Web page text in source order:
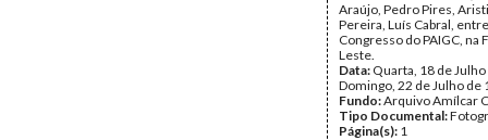
Araújo, Pedro Pires,
Pereira, Luís Cabral,
Congresso do PAIGC, na
Leste.
Data: Quarta, 18 de
Domingo, 22 de Julho de
Fundo:Arquivo Amílcar
Tipo Documental:
Página(s): 1